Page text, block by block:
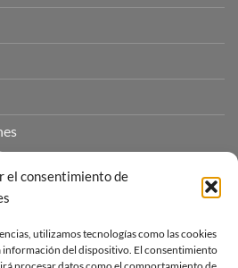
el consentimiento de
utilizamos tecnologías como las cookies
información del dispositivo. El consentimiento